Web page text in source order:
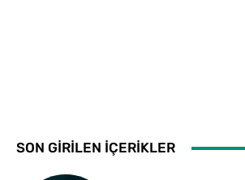
SON GİRİLEN İÇERİKLER